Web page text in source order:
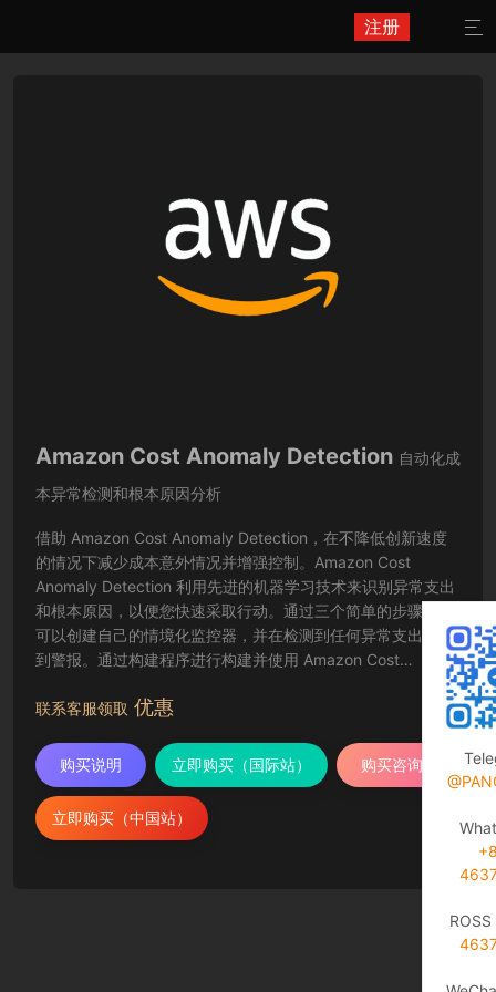
注册 
Amazon Cost Anomaly Detection 自动化成
本异常检测和根本原因分析
借助 Amazon Cost Anomaly Detection，在不降低创新速度
的情况下减少成本意外情况并增强控制。Amazon Cost
Anomaly Detection 利用先进的机器学习技术来识别异常支出
和根本原因，以便您快速采取行动。通过三个简单的步骤，您
可以创建自己的情境化监控器，并在检测到任何异常支出时收
到警报。通过构建程序进行构建并使用 Amazon Cost
联系客服领取 优惠
购买说明 立即购买（国际站） 购买咨询
立即购买（中国站）